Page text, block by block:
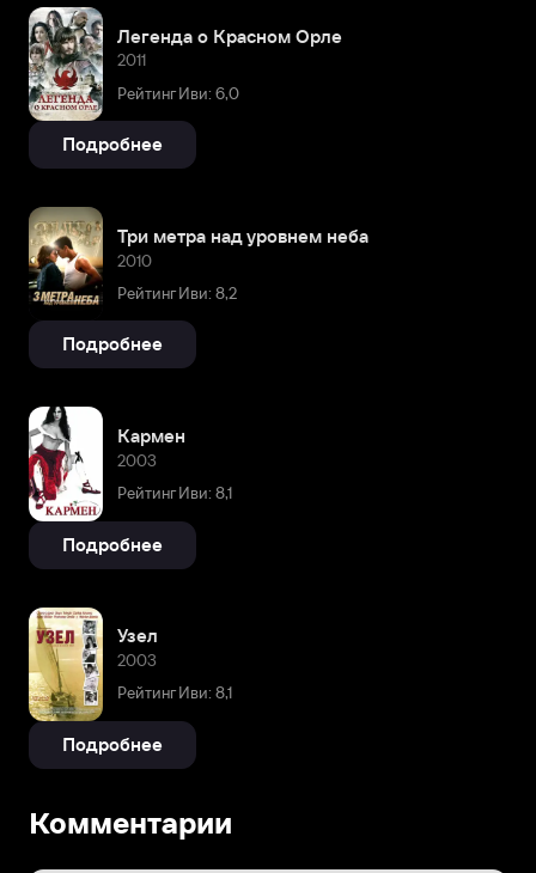
Легенда о Красном Орле
2011
Рейтинг Иви: 6,0
Подробнее
Три метра над уровнем неба
2010
Рейтинг Иви: 8,2
Подробнее
Кармен
2003
Рейтинг Иви: 8,1
Подробнее
Узел
2003
Рейтинг Иви: 8,1
Подробнее
Комментарии